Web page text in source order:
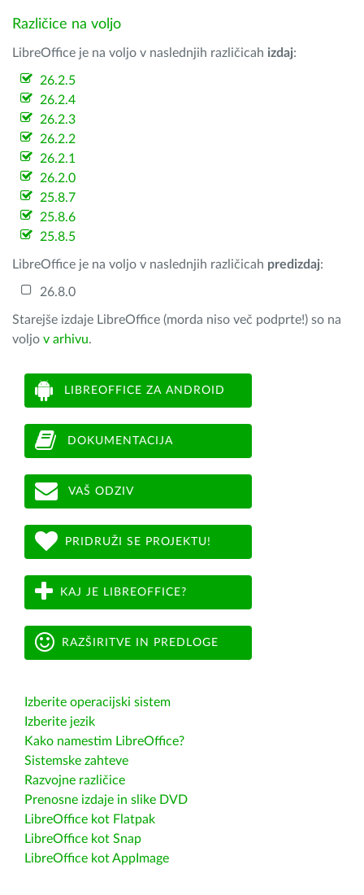
Različice na voljo
LibreOffice je na voljo v naslednjih različicah izdaj:
26.2.5
26.2.4
26.2.3
26.2.2
26.2.1
26.2.0
25.8.7
25.8.6
25.8.5
LibreOffice je na voljo v naslednjih različicah predizdaj:
26.8.0
Starejše izdaje LibreOffice (morda niso več podprte!) so na
voljo v arhivu.
LIBREOFFICE ZA ANDROID
DOKUMENTACIJA
VAŠ ODZIV
PRIDRUŽI SE PROJEKTU!
KAJ JE LIBREOFFICE?
RAZŠIRITVE IN PREDLOGE
Izberite operacijski sistem
Izberite jezik
Kako namestim LibreOffice?
Sistemske zahteve
Razvojne različice
Prenosne izdaje in slike DVD
LibreOffice kot Flatpak
LibreOffice kot Snap
LibreOffice kot AppImage